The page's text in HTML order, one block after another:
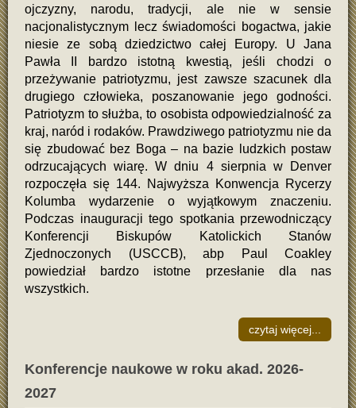
ojczyzny, narodu, tradycji, ale nie w sensie
nacjonalistycznym lecz świadomości bogactwa, jakie
niesie ze sobą dziedzictwo całej Europy. U Jana
Pawła II bardzo istotną kwestią, jeśli chodzi o
przeżywanie patriotyzmu, jest zawsze szacunek dla
drugiego człowieka, poszanowanie jego godności.
Patriotyzm to służba, to osobista odpowiedzialność za
kraj, naród i rodaków. Prawdziwego patriotyzmu nie da
się zbudować bez Boga – na bazie ludzkich postaw
odrzucających wiarę. W dniu 4 sierpnia w Denver
rozpoczęła się 144. Najwyższa Konwencja Rycerzy
Kolumba wydarzenie o wyjątkowym znaczeniu.
Podczas inauguracji tego spotkania przewodniczący
Konferencji Biskupów Katolickich Stanów
Zjednoczonych (USCCB), abp Paul Coakley
powiedział bardzo istotne przesłanie dla nas
wszystkich.
czytaj więcej...
Konferencje naukowe w roku akad. 2026-
2027